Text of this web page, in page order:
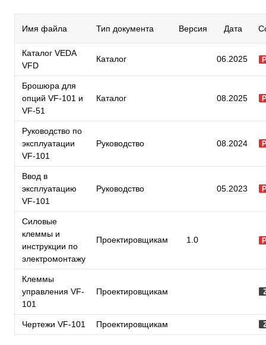
Имя файла Тип документа Версия Дата
Каталог VEDA
VFD
Каталог 06.2025
Брошюра для
опций VF-101 и
VF-51
Каталог 08.2025
Руководство по
эксплуатации
VF-101
Руководство 08.2024
Ввод в
эксплуатацию
VF-101
Руководство 05.2023
Силовые
клеммы и
инструкции по
электромонтажу
Проектировщикам 1.0
Клеммы
управления VF-
101
Проектировщикам
Чертежи VF-101 Проектировщикам